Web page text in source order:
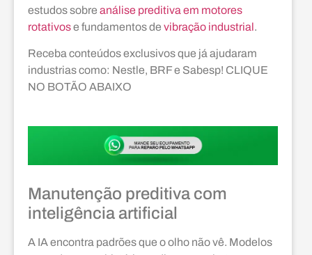
estudos sobre análise preditiva em motores
rotativose fundamentos de vibração industrial.
Receba conteúdos exclusivos que já ajudaram
industrias como: Nestle, BRF e Sabesp! CLIQUE
NO BOTÃO ABAIXO
Manutenção preditiva com
inteligência artificial
A IA encontra padrões que o olho não vê. Modelos